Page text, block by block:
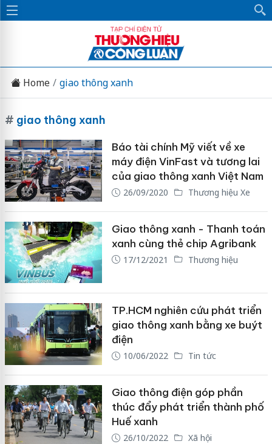
Home giao thông xanh
# giao thông xanh
Báo tài chính Mỹ viết về xe
máy điện VinFast và tương lai
của giao thông xanh Việt Nam
26/09/2020 Thương hiệu Xe
Giao thông xanh - Thanh toán
xanh cùng thẻ chip Agribank
17/12/2021 Thương hiệu
TP.HCM nghiên cứu phát triển
giao thông xanh bằng xe buýt
điện
10/06/2022 Tin tức
Giao thông điện góp phần
thúc đẩy phát triển thành phố
Huế xanh
26/10/2022 Xã hội